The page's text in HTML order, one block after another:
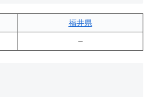
福井県
–